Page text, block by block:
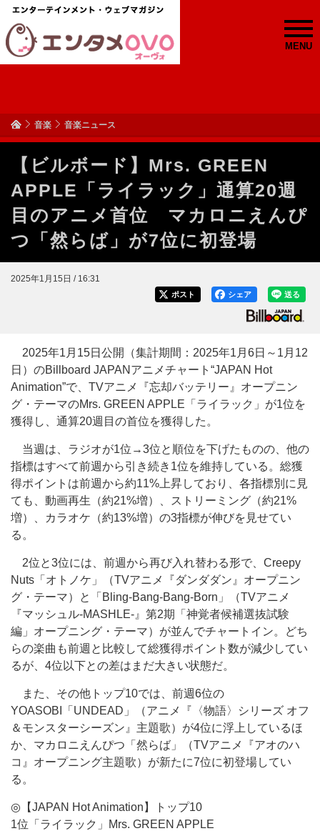
MENU
音楽 音楽ニュース
【ビルボード】Mrs. GREEN
APPLE「ライラック」通算20週
目のアニメ首位 マカロニえんぴ
つ「然らば」が7位に初登場
2025年1月15日 / 16:31
送る
シェア
ポスト
2025年1月15日公開（集計期間：2025年1月6日～1月12
日）のBillboard JAPANアニメチャート“JAPAN Hot
Animation”で、TVアニメ『忘却バッテリー』オープニン
グ・テーマのMrs. GREEN APPLE「ライラック」が1位を
獲得し、通算20週目の首位を獲得した。
当週は、ラジオが1位→3位と順位を下げたものの、他の
指標はすべて前週から引き続き1位を維持している。総獲
得ポイントは前週から約11%上昇しており、各指標別に見
ても、動画再生（約21%増）、ストリーミング（約21%
増）、カラオケ（約13%増）の3指標が伸びを見せてい
る。
2位と3位には、前週から再び入れ替わる形で、Creepy
Nuts「オトノケ」（TVアニメ『ダンダダン』オープニン
グ・テーマ）と「Bling-Bang-Bang-Born」（TVアニメ
『マッシュル-MASHLE-』第2期「神覚者候補選抜試験
編」オープニング・テーマ）が並んでチャートイン。どち
らの楽曲も前週と比較して総獲得ポイント数が減少してい
るが、4位以下との差はまだ大きい状態だ。
また、その他トップ10では、前週6位の
YOASOBI「UNDEAD」（アニメ『〈物語〉シリーズ オフ
＆モンスターシーズン』主題歌）が4位に浮上しているほ
か、マカロニえんぴつ「然らば」（TVアニメ『アオのハ
コ』オープニング主題歌）が新たに7位に初登場してい
る。
◎【JAPAN Hot Animation】トップ10
1位「ライラック」Mrs. GREEN APPLE